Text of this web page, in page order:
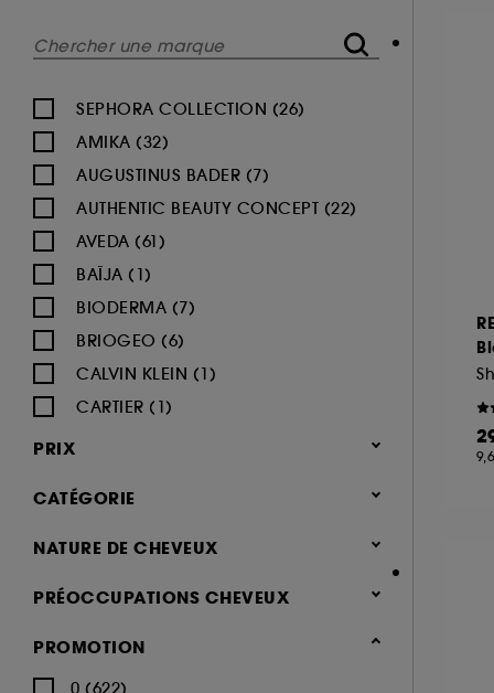
SEPHORA COLLECTION (26)
AMIKA (32)
AUGUSTINUS BADER (7)
AUTHENTIC BEAUTY CONCEPT (22)
AVEDA (61)
BAÏJA (1)
BIODERMA (7)
BRIOGEO (6)
CALVIN KLEIN (1)
CARTIER (1)
CHANEL (3)
CHRISTOPHE ROBIN (19)
COLOR WOW (21)
DEVACURL (3)
PRIX
CATÉGORIE
Cheveux
(852)
NATURE DE CHEVEUX
Normaux (396)
Blonds, Colorés (233)
Tous types de cheveux (217)
PRÉOCCUPATIONS CHEVEUX
Cheveux abîmés (370)
PROMOTION
0 (622)